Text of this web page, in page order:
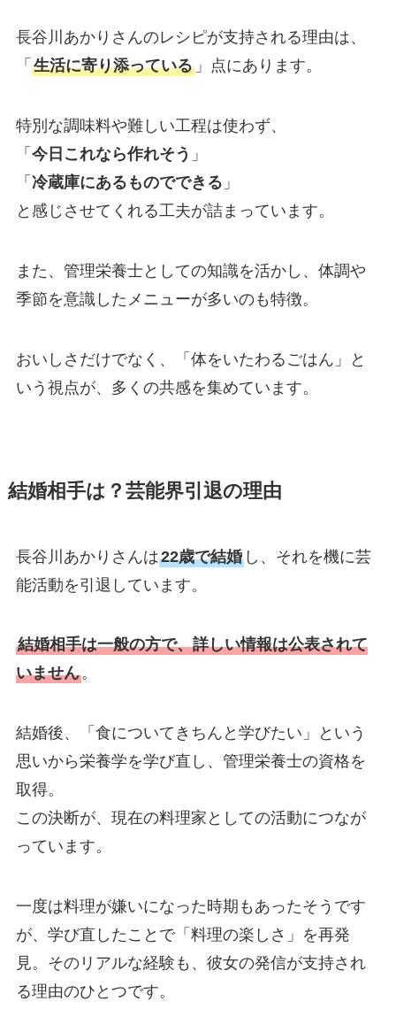
長谷川あかりさんのレシピが支持される理由は、
「 生活に寄り添っている」点にあります。
特別な調味料や難しい工程は使わず、
「 今日これなら作れそう 」
「 冷蔵庫にあるものでできる 」
と感じさせてくれる工夫が詰まっています。
また、管理栄養士としての知識を活かし、体調や
季節を意識したメニューが多いのも特徴。
おいしさだけでなく、「体をいたわるごはん」と
いう視点が、多くの共感を集めています。
結婚相手は？芸能界引退の理由
長谷川あかりさんは22歳で結婚し、それを機に芸
能活動を引退しています。
結婚相手は一般の方で、詳しい情報は公表されて
いません。
結婚後、「食についてきちんと学びたい」という
思いから栄養学を学び直し、管理栄養士の資格を
取得。
この決断が、現在の料理家としての活動につなが
っています。
一度は料理が嫌いになった時期もあったそうです
が、学び直したことで「料理の楽しさ」を再発
見。そのリアルな経験も、彼女の発信が支持され
る理由のひとつです。